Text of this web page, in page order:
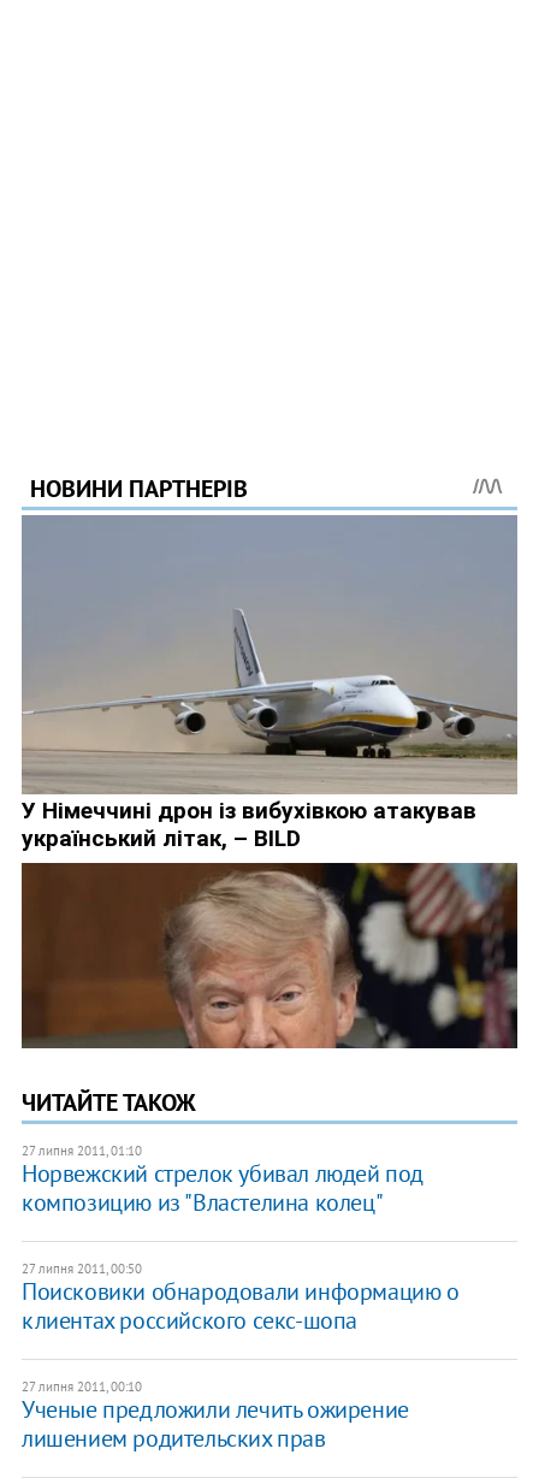
ЧИТАЙТЕ ТАКОЖ
27 липня 2011, 01:10
Норвежский стрелок убивал людей под
композицию из "Властелина колец"
27 липня 2011, 00:50
Поисковики обнародовали информацию о
клиентах российского секс-шопа
27 липня 2011, 00:10
Ученые предложили лечить ожирение
лишением родительских прав